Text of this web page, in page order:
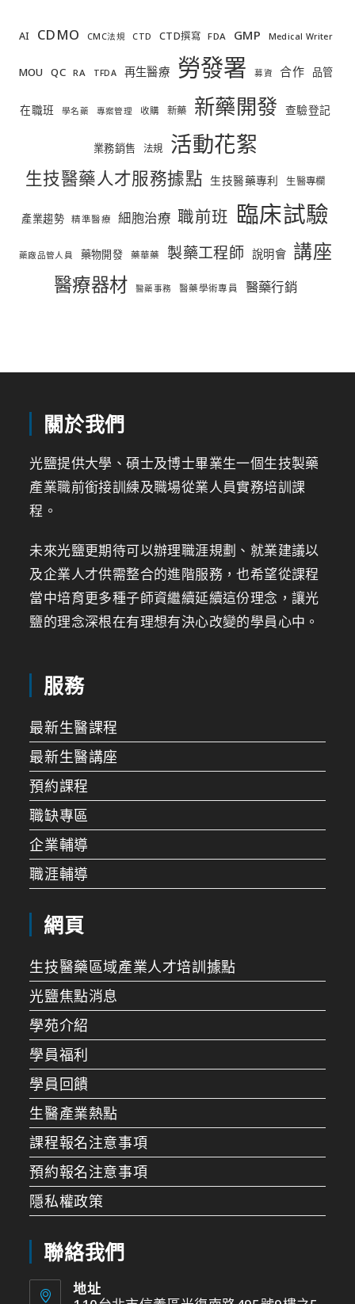
AI CDMO CMC法規 CTD CTD撰寫 FDA GMP Medical Writer
MOU QC RA TFDA 再生醫療 勞發署 募資 合作 品管
在職班 學名藥 專案管理 收購 新藥 新藥開發 查驗登記
業務銷售 法規 活動花絮
生技醫藥人才服務據點 生技醫藥專利 生醫專欄
產業趨勢 精準醫療 細胞治療 職前班 臨床試驗
藥廠品管人員 藥物開發 藥華藥 製藥工程師 說明會 講座
醫療器材 醫藥事務 醫藥學術專員 醫藥行銷
關於我們
光鹽提供大學、碩士及博士畢業生一個生技製藥
產業職前銜接訓練及職場從業人員實務培訓課
程。
未來光鹽更期待可以辦理職涯規劃、就業建議以
及企業人才供需整合的進階服務，也希望從課程
當中培育更多種子師資繼續延續這份理念，讓光
鹽的理念深根在有理想有決心改變的學員心中。
服務
最新生醫課程
最新生醫講座
預約課程
職缺專區
企業輔導
職涯輔導
網頁
生技醫藥區域產業人才培訓據點
光鹽焦點消息
學苑介紹
學員福利
學員回饋
生醫產業熱點
課程報名注意事項
預約報名注意事項
隱私權政策
聯絡我們
地址